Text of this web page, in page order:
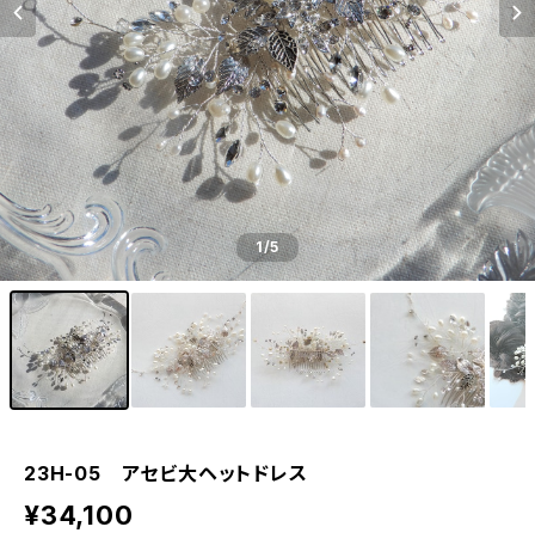
1/5
23H-05 アセビ大ヘットドレス
¥34,100